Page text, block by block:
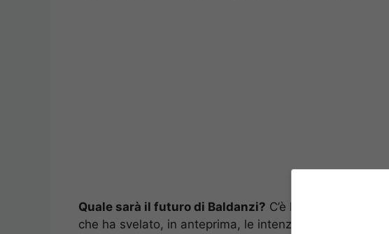
Quale sarà il futuro di Baldanzi? C’è l’annuncio da
che ha svelato, in anteprima, le intenzioni della